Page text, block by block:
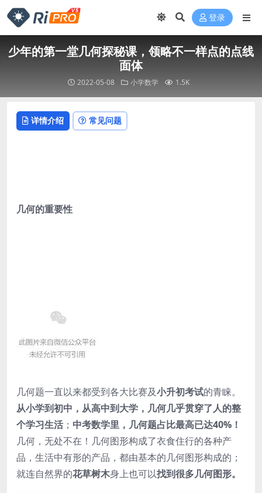
登录
少年的第一堂几何探秘课，领略不一样点的点线
面体
2022-05-08 小学数学 1.5K
详情介绍 常见问题
几何的重要性
几何题一直以来都受到各大比赛及小升初考试的青睐。
从小学到初中，从高中到大学，几何几乎贯穿了人的整
个学习生活 ； 中考数学里，几何题占比最高已达40%！
几何，无处不在！几何图形构成了衣食住行的各种产
品，生活中有形的产品，都由基本的几何图形构成的；
就连自然界的花草树木身上也可以找到很多几何图形。